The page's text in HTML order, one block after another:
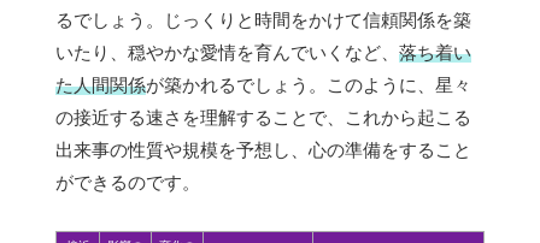
るでしょう。じっくりと時間をかけて信頼関係を築
いたり、穏やかな愛情を育んでいくなど、 落ち着い
た人間関係が築かれるでしょう。このように、星々
の接近する速さを理解することで、これから起こる
出来事の性質や規模を予想し、心の準備をすること
ができるのです。